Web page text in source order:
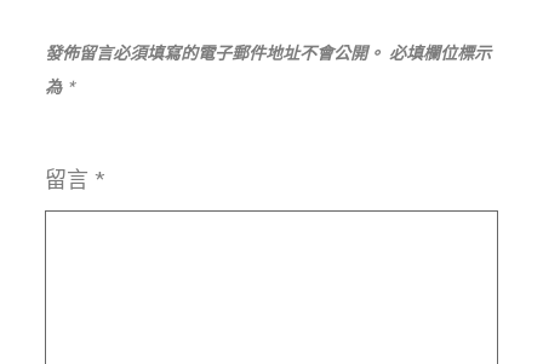
覽
發佈留言必須填寫的電子郵件地址不會公開。 必填欄位標示
為 *
留言 *